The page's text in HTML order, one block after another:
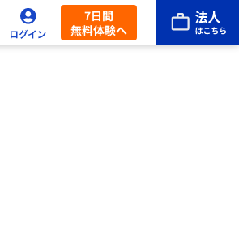
7日間
無料体験へ